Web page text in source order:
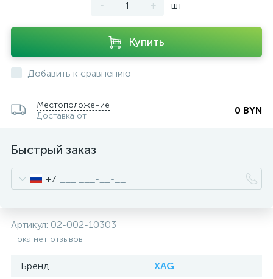
- + шт
Купить
Добавить к сравнению
Местоположение
Доставка от
0 BYN
Быстрый заказ
+7
Артикул: 02-002-10303
Пока нет отзывов
Бренд XAG